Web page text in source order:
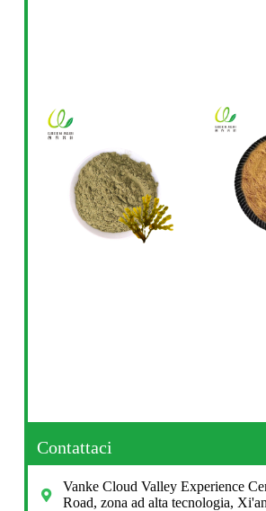
Contattaci
Vanke Cloud Valley Experience
Road, zona ad alta tecnologia, Xi'an